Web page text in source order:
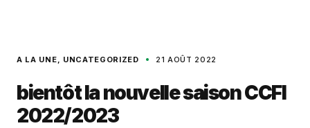
A LA UNE UNCATEGORIZED 21 AOÛT 2022
bientôt la nouvelle saison CCFI
2022/2023